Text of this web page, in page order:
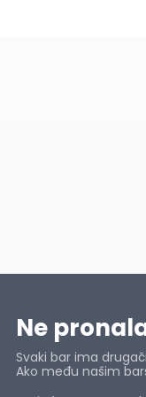
Ne
Svaki bar ima
Ako među našim